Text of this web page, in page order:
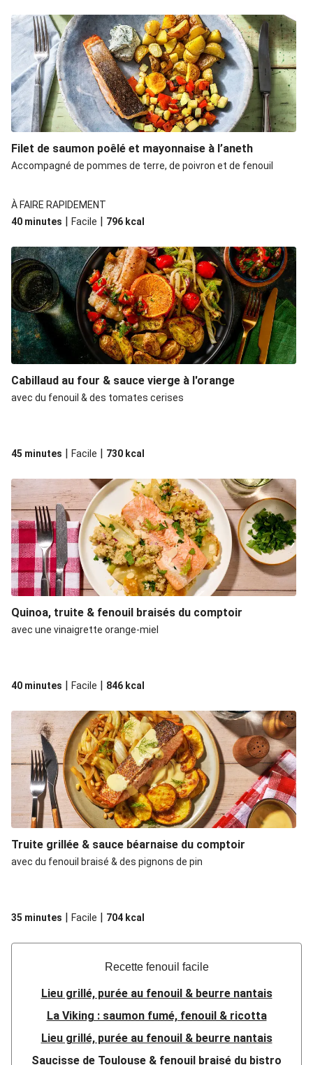
Filet de saumon poêlé et mayonnaise à l’aneth
Accompagné de pommes de terre, de poivron et de fenouil
À FAIRE RAPIDEMENT
40 minutes | Facile | 796 kcal
Cabillaud au four & sauce vierge à l'orange
avec du fenouil & des tomates cerises
45 minutes | Facile | 730 kcal
Quinoa, truite & fenouil braisés du comptoir
avec une vinaigrette orange-miel
40 minutes | Facile | 846 kcal
Truite grillée & sauce béarnaise du comptoir
avec du fenouil braisé & des pignons de pin
35 minutes | Facile | 704 kcal
Recette fenouil facile
Lieu grillé, purée au fenouil & beurre nantais
La Viking : saumon fumé, fenouil & ricotta
Lieu grillé, purée au fenouil & beurre nantais
Saucisse de Toulouse & fenouil braisé du bistro